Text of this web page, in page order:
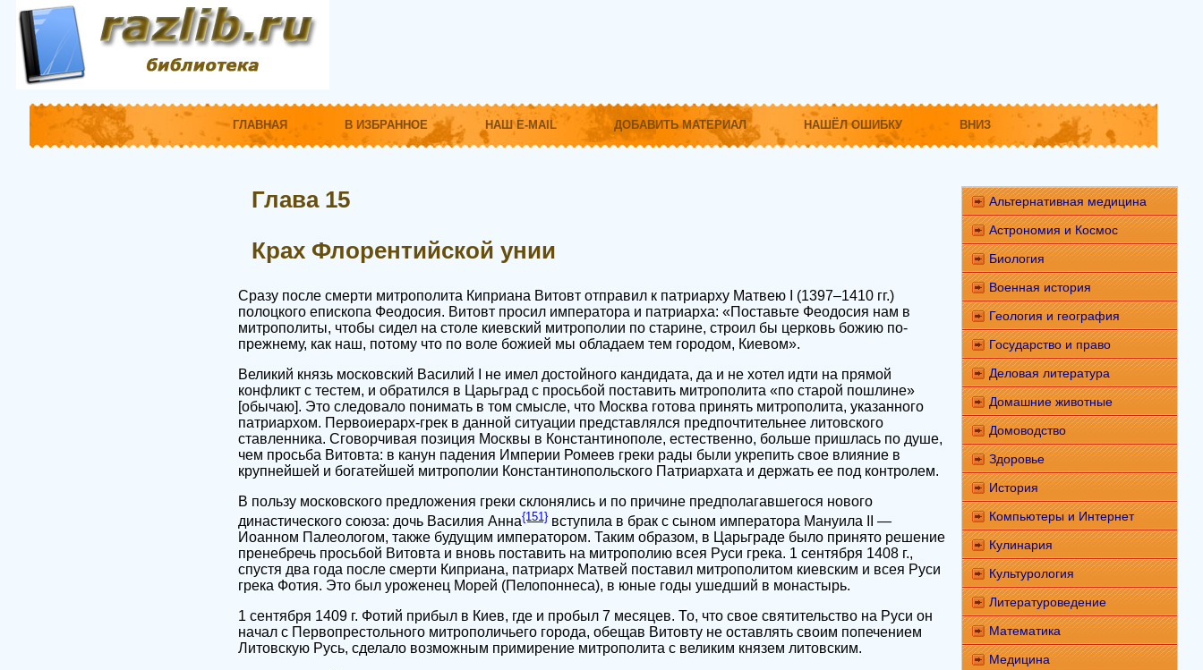
ГЛАВНАЯ В ИЗБРАННОЕ НАШ E-MAIL ДОБАВИТЬ МАТЕРИАЛ НАШЁЛ ОШИБКУ ВНИЗ
Глава 15
Крах Флорентийской унии
Сразу после смерти митрополита Киприана Витовт отправил к патриарху Матвею I (1397–1410 гг.)
полоцкого епископа Феодосия. Витовт просил императора и патриарха: «Поставьте Феодосия нам в
митрополиты, чтобы сидел на столе киевский митрополии по старине, строил бы церковь божию по-
прежнему, как наш, потому что по воле божией мы обладаем тем городом, Киевом».
Великий князь московский Василий I не имел достойного кандидата, да и не хотел идти на прямой
конфликт с тестем, и обратился в Царьград с просьбой поставить митрополита «по старой пошлине»
[обычаю]. Это следовало понимать в том смысле, что Москва готова принять митрополита, указанного
патриархом. Первоиерарх-грек в данной ситуации представлялся предпочтительнее литовского
ставленника. Сговорчивая позиция Москвы в Константинополе, естественно, больше пришлась по душе,
чем просьба Витовта: в канун падения Империи Ромеев греки рады были укрепить свое влияние в
крупнейшей и богатейшей митрополии Константинопольского Патриархата и держать ее под контролем.
В пользу московского предложения греки склонялись и по причине предполагавшегося нового
династического союза: дочь Василия Анна{151} вступила в брак с сыном императора Мануила II —
Иоанном Палеологом, также будущим императором. Таким образом, в Царьграде было принято решение
пренебречь просьбой Витовта и вновь поставить на митрополию всея Руси грека. 1 сентября 1408 г.,
спустя два года после смерти Киприана, патриарх Матвей поставил митрополитом киевским и всея Руси
грека Фотия. Это был уроженец Морей (Пелопоннеса), в юные годы ушедший в монастырь.
1 сентября 1409 г. Фотий прибыл в Киев, где и пробыл 7 месяцев. То, что свое святительство на Руси он
начал с Первопрестольного митрополичьего города, обещав Витовту не оставлять своим попечением
Литовскую Русь, сделало возможным примирение митрополита с великим князем литовским.
Альтернативная медицина
Астрономия и Космос
Биология
Военная история
Геология и география
Государство и право
Деловая литература
Домашние животные
Домоводство
Здоровье
История
Компьютеры и Интернет
Кулинария
Культурология
Литературоведение
Математика
Медицина